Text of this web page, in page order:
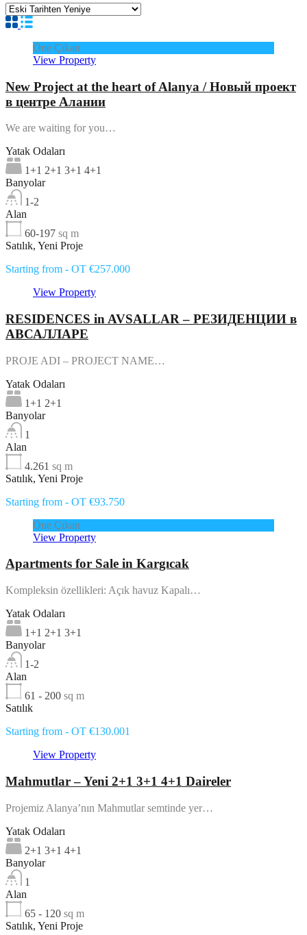
Öne Çıkan
View Property
New Project at the heart of Alanya / Новый проект
в центре Алании
We are waiting for you…
Yatak Odaları
1+1 2+1 3+1 4+1
Banyolar
1-2
Alan
60-197 sq m
Satılık, Yeni Proje
Starting from - OT €257.000
View Property
RESIDENCES in AVSALLAR – РЕЗИДЕНЦИИ в
АВСАЛЛАРЕ
PROJE ADI – PROJECT NAME…
Yatak Odaları
1+1 2+1
Banyolar
1
Alan
4.261 sq m
Satılık, Yeni Proje
Starting from - OT €93.750
Öne Çıkan
View Property
Apartments for Sale in Kargıcak
Kompleksin özellikleri: Açık havuz Kapalı…
Yatak Odaları
1+1 2+1 3+1
Banyolar
1-2
Alan
61 - 200 sq m
Satılık
Starting from - OT €130.001
View Property
Mahmutlar – Yeni 2+1 3+1 4+1 Daireler
Projemiz Alanya’nın Mahmutlar semtinde yer…
Yatak Odaları
2+1 3+1 4+1
Banyolar
1
Alan
65 - 120 sq m
Satılık, Yeni Proje